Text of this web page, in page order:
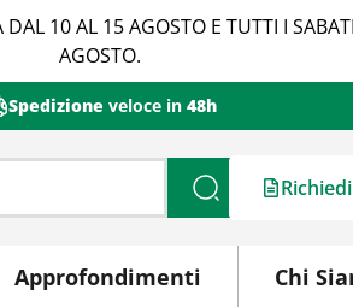
10 AL 15 AGOSTO E TUTTI I
AGOSTO.
Spedizione veloce in 48h
Cerca
Approfondimenti Chi